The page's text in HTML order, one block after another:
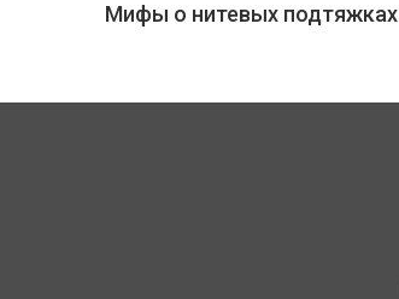
Мифы о нитевых подтяжках